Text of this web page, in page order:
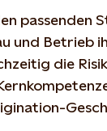
passenden
und Betrieb
die